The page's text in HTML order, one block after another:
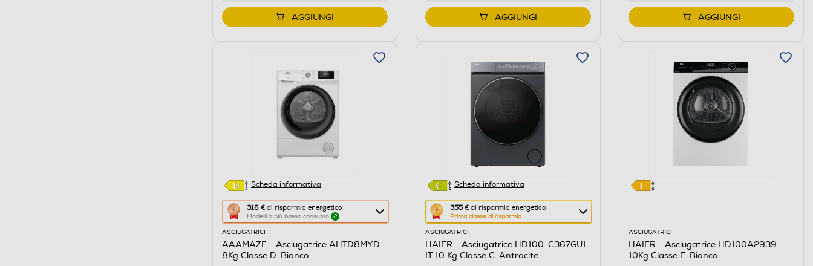
AGGIUNGI AGGIUNGI AGGIUNGI
Scheda informativa
316 € di risparmio energetico
Modelli a più basso consumo 2
Questa
azione
aprirà
il
ASCIUGATRICI
AAAMAZE - Asciugatrice AHTD8MYD
8Kg Classe D-Bianco
Scheda informativa
355 €di risparmio energetico
Prima classe di risparmio
Questa
azione
aprirà
il
ASCIUGATRICI
HAIER - Asciugatrice HD100-C367GU1-
IT 10 Kg Classe C-Antracite
ASCIUGATRICI
HAIER - Asciugatrice HD100A2939
10Kg Classe E-Bianco